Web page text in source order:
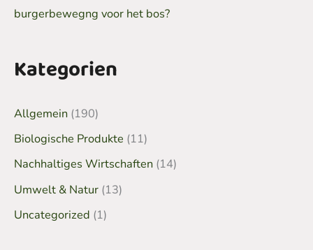
burgerbewegng voor het bos?
Kategorien
Allgemein (190)
Biologische Produkte (11)
Nachhaltiges Wirtschaften (14)
Umwelt & Natur (13)
Uncategorized (1)